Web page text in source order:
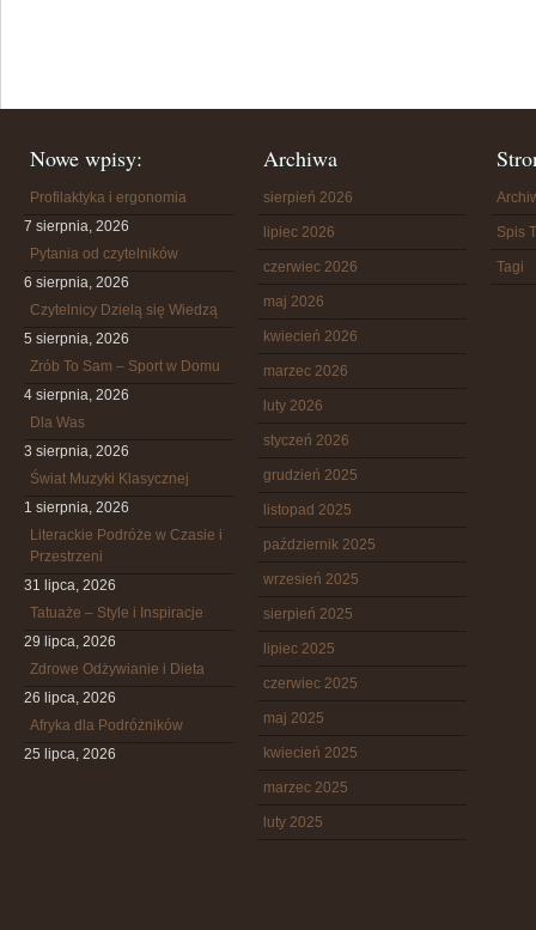
Nowe wpisy:
Profilaktyka i ergonomia
7 sierpnia, 2026
Pytania od czytelników
6 sierpnia, 2026
Czytelnicy Dzielą się Wiedzą
5 sierpnia, 2026
Zrób To Sam – Sport w Domu
4 sierpnia, 2026
Dla Was
3 sierpnia, 2026
Świat Muzyki Klasycznej
1 sierpnia, 2026
Literackie Podróże w Czasie i
Przestrzeni
31 lipca, 2026
Tatuaże – Style i Inspiracje
29 lipca, 2026
Zdrowe Odżywianie i Dieta
26 lipca, 2026
Afryka dla Podróżników
25 lipca, 2026
Archiwa
sierpień 2026
lipiec 2026
czerwiec 2026
maj 2026
kwiecień 2026
marzec 2026
luty 2026
styczeń 2026
grudzień 2025
listopad 2025
październik 2025
wrzesień 2025
sierpień 2025
lipiec 2025
czerwiec 2025
maj 2025
kwiecień 2025
marzec 2025
luty 2025
Spis
Tagi